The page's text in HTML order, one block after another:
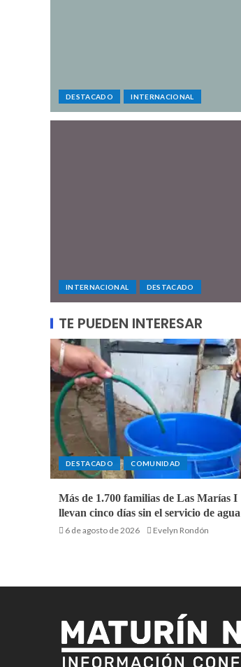
DESTACADO INTERNACIONAL
INTERNACIONAL DESTACADO
TE PUEDEN INTERESAR
DESTACADO COMUNIDAD
Más de 1.700 familias de Las Marías I
llevan cinco días sin el servicio de agua
6 de agosto de 2026 Evelyn Rondón